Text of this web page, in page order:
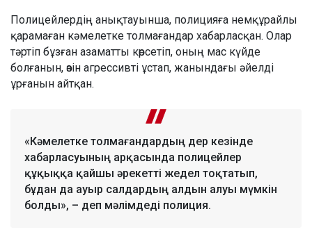
Полицейлердің анықтауынша, полицияға немқұрайлы
қарамаған кәмелетке толмағандар хабарласқан. Олар
тәртіп бұзған азаматты көрсетіп, оның мас күйде
болғанын, өзін агрессивті ұстап, жанындағы әйелді
ұрғанын айтқан.
«Кәмелетке толмағандардың дер кезінде
хабарласуының арқасында полицейлер
құқыққа қайшы әрекетті жедел тоқтатып,
бұдан да ауыр салдардың алдын алуы мүмкін
болды», – деп мәлімдеді полиция.